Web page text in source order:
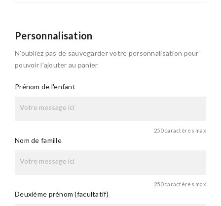
Personnalisation
N'oubliez pas de sauvegarder votre personnalisation pour
pouvoir l'ajouter au panier
Prénom de l'enfant
250 caractères max
Nom de famille
250 caractères max
Deuxième prénom (facultatif)